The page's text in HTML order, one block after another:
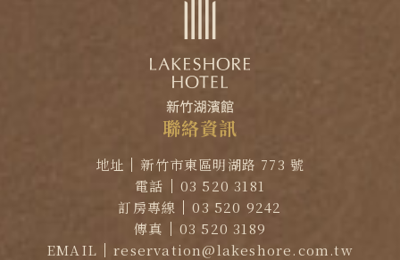
聯絡資訊
地址
新竹市東區明湖路 773 號
電話
03 520 3181
訂房專線
03 520 9242
傳真
03 520 3189
EMAIL
reservation@lakeshore.com.tw